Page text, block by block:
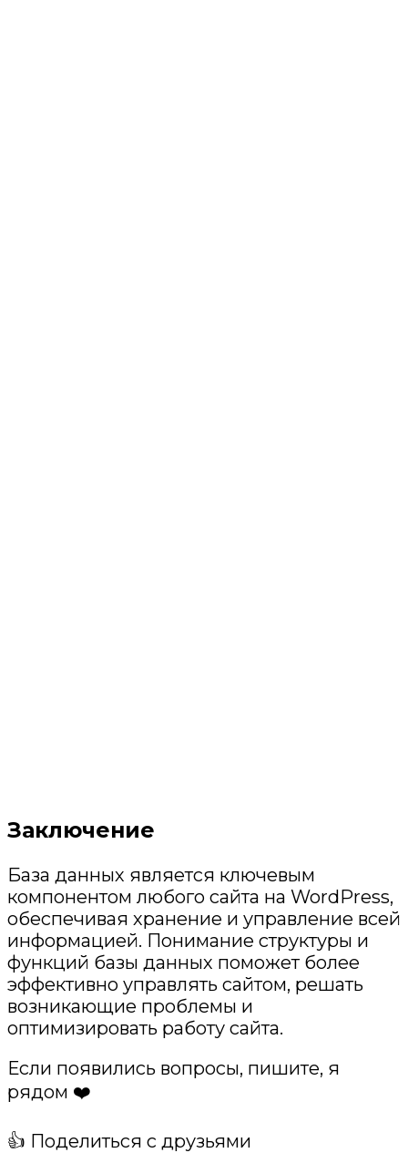
Заключение
База данных является ключевым
компонентом любого сайта на WordPress,
обеспечивая хранение и управление всей
информацией. Понимание структуры и
функций базы данных поможет более
эффективно управлять сайтом, решать
возникающие проблемы и
оптимизировать работу сайта.
Если появились вопросы, пишите, я
рядом ❤️
👍 Поделиться с друзьями